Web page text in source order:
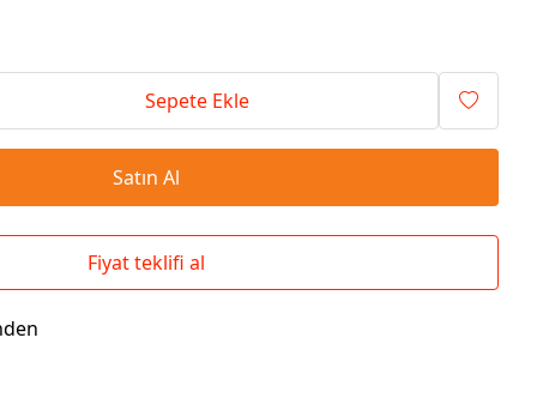
Sepete Ekle
Satın Al
Fiyat teklifi al